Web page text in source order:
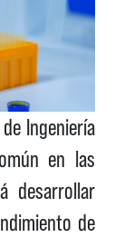
Ingeniería
en las
desarrollar
de